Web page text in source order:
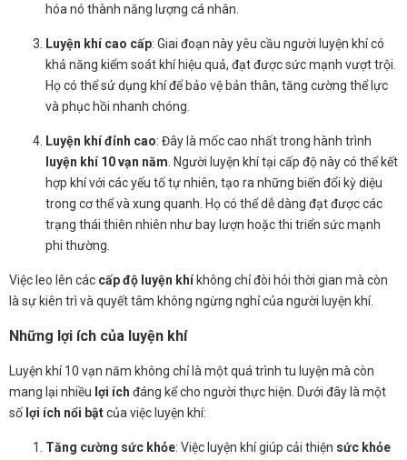
hóa nó thành năng lượng cá nhân.
Luyện khí cao cấp: Giai đoạn này yêu cầu người luyện khí có
khả năng kiểm soát khí hiệu quả, đạt được sức mạnh vượt trội.
Họ có thể sử dụng khí để bảo vệ bản thân, tăng cường thể lực
và phục hồi nhanh chóng.
Luyện khí đỉnh cao: Đây là mốc cao nhất trong hành trình
luyện khí 10 vạn năm . Người luyện khí tại cấp độ này có thể kết
hợp khí với các yếu tố tự nhiên, tạo ra những biến đổi kỳ diệu
trong cơ thể và xung quanh. Họ có thể dễ dàng đạt được các
trạng thái thiên nhiên như bay lượn hoặc thi triển sức mạnh
phi thường.
Việc leo lên các cấp độ luyện khíkhông chỉ đòi hỏi thời gian mà còn
là sự kiên trì và quyết tâm không ngừng nghỉ của người luyện khí.
Những lợi ích của luyện khí
Luyện khí 10 vạn năm không chỉ là một quá trình tu luyện mà còn
mang lại nhiều lợi ích đáng kể cho người thực hiện. Dưới đây là một
số lợi ích nổi bậtcủa việc luyện khí:
Tăng cường sức khỏe: Việc luyện khí giúp cải thiện sức khỏe